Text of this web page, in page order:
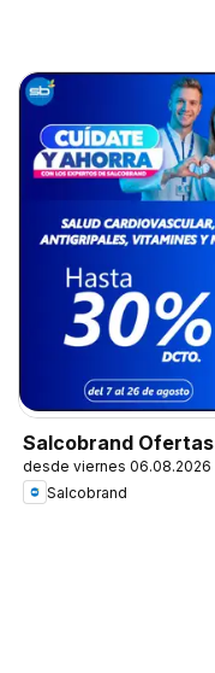
Salcobrand Ofertas
desde viernes 06.08.2026
Salcobrand